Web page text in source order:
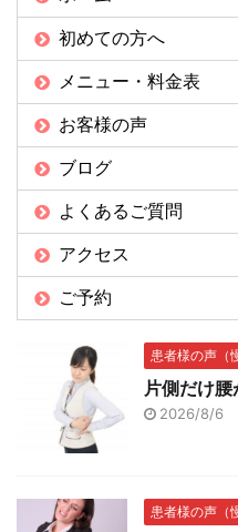
初めての方へ
メニュー・料金表
お客様の声
ブログ
よくあるご質問
アクセス
ご予約
患者様の声（
片側だけ
2026/8/6
患者様の声（